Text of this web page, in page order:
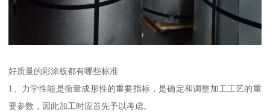
好质量的彩涂板都有哪些标准
1、力学性能是衡量成形性的重要指标，是确定和调整加工工艺的重
要参数，因此加工时应首先予以考虑。